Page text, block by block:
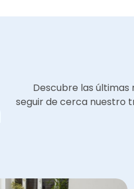
Descubre las últimas
seguir de cerca nuestro